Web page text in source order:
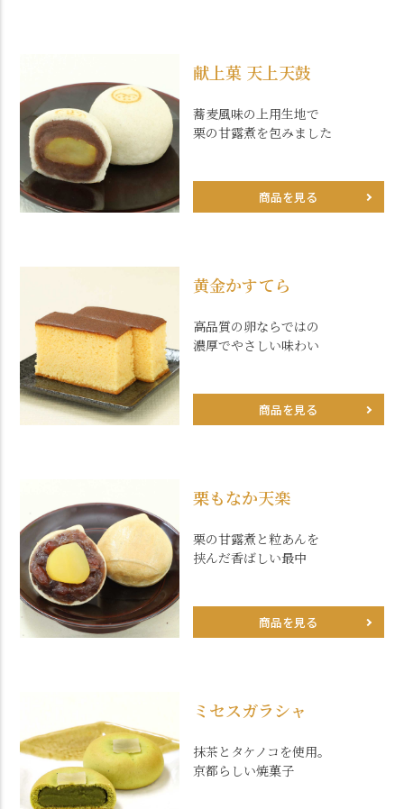
献上菓 天上天鼓
蕎麦風味の上用生地で
栗の甘露煮を包みました
商品を見る
黄金かすてら
高品質の卵ならではの
濃厚でやさしい味わい
商品を見る
栗もなか天楽
栗の甘露煮と粒あんを
挟んだ香ばしい最中
商品を見る
ミセスガラシャ
抹茶とタケノコを使用。
京都らしい焼菓子